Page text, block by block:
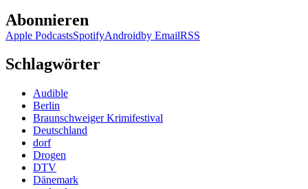
Abonnieren
Apple PodcastsSpotifyAndroidby EmailRSS
Schlagwörter
Audible
Berlin
Braunschweiger Krimifestival
Deutschland
dorf
Drogen
DTV
Dänemark